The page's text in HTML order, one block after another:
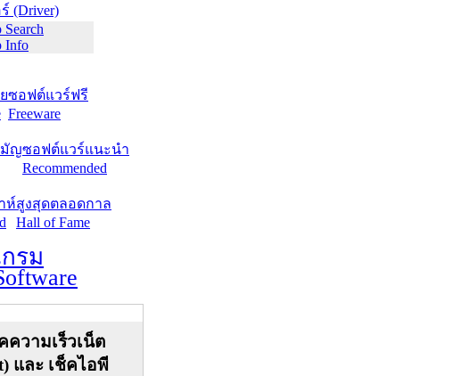
(Driver)
Search
Info
ซอฟต์แวร์ฟรี
Freeware
มัญซอฟต์แวร์แนะนำ
Recommended
ห์สูงสุดตลอดกาล
Hall of Fame
รม
ความเร็วเน็ต
และ เช็คไอพี